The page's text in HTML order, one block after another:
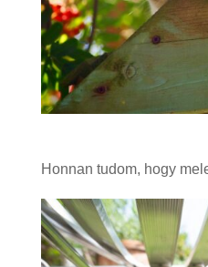
Honnan tudom, hogy